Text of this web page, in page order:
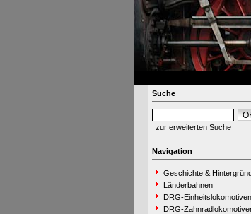
Suche
zur erweiterten Suche
Navigation
Geschichte &
Länderbahnen
DRG-Einheitslokomotiven
DRG-